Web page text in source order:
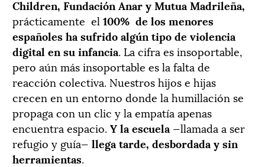
Children, Fundación Anar y Mutua Madrileña,
prácticamente el 100% de los menores
españoles ha sufrido algún tipo de violencia
digital en su infancia. La cifra es insoportable,
pero aún más insoportable es la falta de
reacción colectiva. Nuestros hijos e hijas
crecen en un entorno donde la humillación se
propaga con un clic y la empatía apenas
encuentra espacio.Y la escuela —llamada a ser
refugio y guía— llega tarde, desbordada y sin
herramientas.